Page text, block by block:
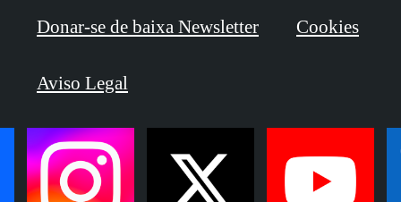
Donar-se de baixa Newsletter Cookies
Aviso Legal